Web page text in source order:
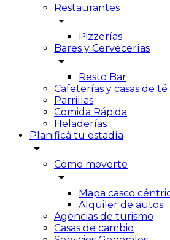
Restaurantes
arrow_drop_down
Pizzerías
Bares y Cervecerías
arrow_drop_down
Resto Bar
Cafeterías y casas de té
Parrillas
Comida Rápida
Heladerías
Planificá tu estadía
arrow_drop_down
Cómo moverte
arrow_drop_down
Mapa casco
Alquiler de autos
Agencias de turismo
Casas de cambio